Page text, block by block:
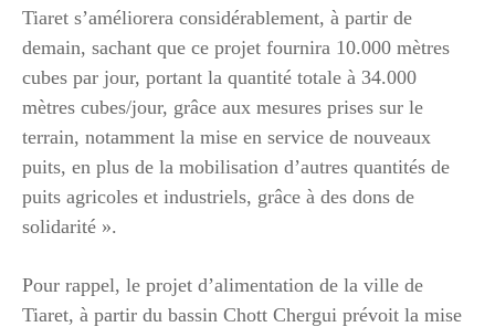
Tiaret s’améliorera considérablement, à partir de
demain, sachant que ce projet fournira 10.000 mètres
cubes par jour, portant la quantité totale à 34.000
mètres cubes/jour, grâce aux mesures prises sur le
terrain, notamment la mise en service de nouveaux
puits, en plus de la mobilisation d’autres quantités de
puits agricoles et industriels, grâce à des dons de
solidarité ».
Pour rappel, le projet d’alimentation de la ville de
Tiaret, à partir du bassin Chott Chergui prévoit la mise